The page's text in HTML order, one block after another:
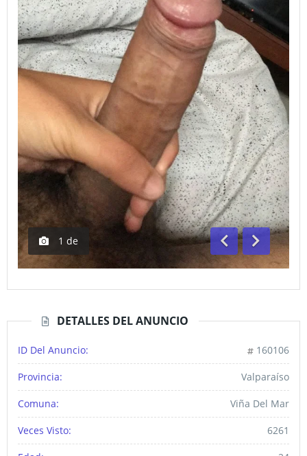
1 de
AnteriorSiguiente
DETALLES DEL ANUNCIO
ID Del Anuncio: 160106
Provincia: Valparaíso
Comuna: Viña Del Mar
Veces Visto: 6261